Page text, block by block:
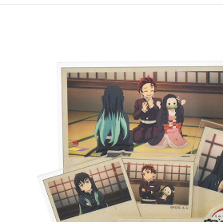
全家取貨付款
每筆NT$65，滿NT$1,300(含以上)免運費
付款後全家取貨
每筆NT$65，滿NT$1,300(含以上)免運費
(不開放使用，請勿選取）
每筆NT$9,999